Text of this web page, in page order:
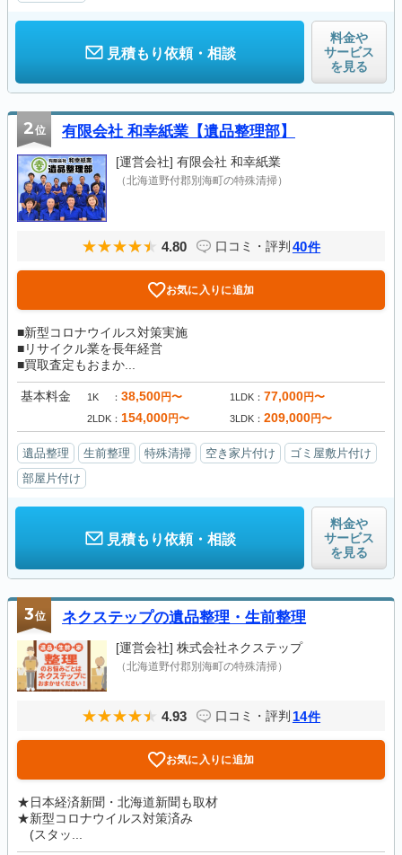
見積もり依頼・相談
料金や
サービス
を見る
2位 有限会社 和幸紙業【遺品整理部】
[運営会社] 有限会社 和幸紙業
（北海道野付郡別海町の特殊清掃）
4.80 口コミ・評判 40件
お気に入りに追加
■新型コロナウイルス対策実施
■リサイクル業を長年経営
■買取査定もおまか...
基本料金 1K 38,500円〜 1LDK 77,000円〜
2LDK 154,000円〜 3LDK 209,000円〜
遺品整理 生前整理 特殊清掃 空き家片付け
ゴミ屋敷片付け
部屋片付け
見積もり依頼・相談
料金や
サービス
を見る
3位 ネクステップの遺品整理・生前整理
[運営会社] 株式会社ネクステップ
（北海道野付郡別海町の特殊清掃）
4.93 口コミ・評判 14件
お気に入りに追加
★日本経済新聞・北海道新聞も取材
★新型コロナウイルス対策済み
(スタッ...